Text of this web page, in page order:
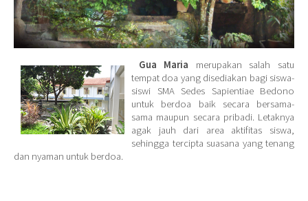
Gua Maria merupakan salah satu
tempat doa yang disediakan bagi siswa-
siswi SMA Sedes Sapientiae Bedono
untuk berdoa baik secara bersama-
sama maupun secara pribadi. Letaknya
agak jauh dari area aktifitas siswa,
sehingga tercipta suasana yang tenang
dan nyaman untuk berdoa.